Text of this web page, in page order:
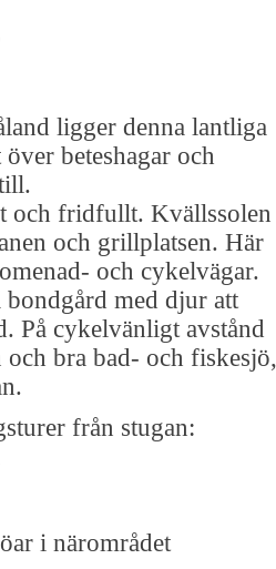
ligger denna lantliga
beteshagar och
och fridfullt. Kvällssolen
och grillplatsen. Här
och cykelvägar.
med djur att
På cykelvänligt avstånd
och bra bad- och fiskesjö,
från stugan:
i närområdet